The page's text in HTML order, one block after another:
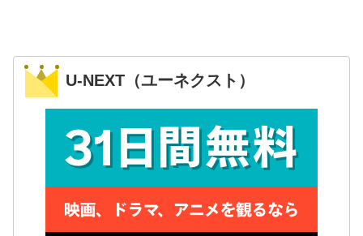
U-NEXT（ユーネクスト）